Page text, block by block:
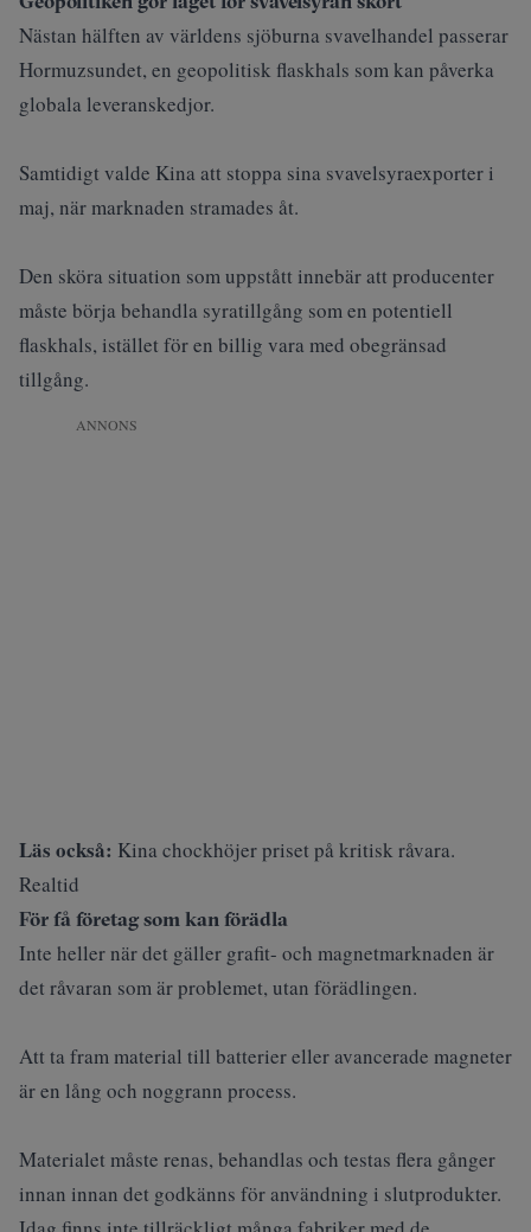
Nästan hälften av världens sjöburna svavelhandel passerar
Hormuzsundet, en geopolitisk flaskhals som kan påverka
globala leveranskedjor.
Samtidigt valde Kina att stoppa sina svavelsyraexporter i
maj, när marknaden stramades åt.
Den sköra situation som uppstått innebär att producenter
måste börja behandla syratillgång som en potentiell
flaskhals, istället för en billig vara med obegränsad
tillgång.
ANNONS
Läs också: Kina chockhöjer priset på kritisk råvara.
Realtid
För få företag som kan förädla
Inte heller när det gäller grafit- och magnetmarknaden är
det råvaran som är problemet, utan förädlingen.
Att ta fram material till batterier eller avancerade magneter
är en lång och noggrann process.
Materialet måste renas, behandlas och testas flera gånger
innan innan det godkänns för användning i slutprodukter.